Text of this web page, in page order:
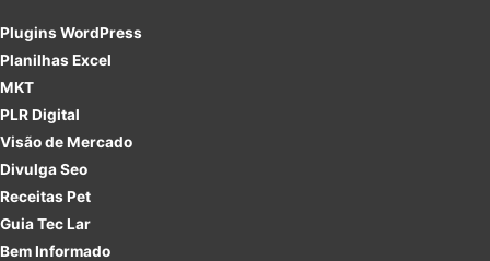
PluginsWordPress
Planilhas Excel
MKT
PLRDigital
Visão de Mercado
Divulga Seo
Receitas Pet
Guia Tec Lar
Bem Informado